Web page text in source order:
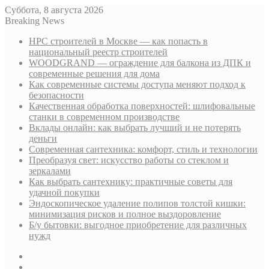
Суббота, 8 августа 2026
Breaking News
НРС строителей в Москве — как попасть в
национальный реестр строителей
WOODGRAND — ограждение для балкона из ДПК и
современные решения для дома
Как современные системы доступа меняют подход к
безопасности
Качественная обработка поверхностей: шлифовальные
станки в современном производстве
Вклады онлайн: как выбрать лучший и не потерять
деньги
Современная сантехника: комфорт, стиль и технологии
Преобразуя свет: искусство работы со стеклом и
зеркалами
Как выбрать сантехнику: практичные советы для
удачной покупки
Эндоскопическое удаление полипов толстой кишки:
минимизация рисков и полное выздоровление
Б/у бытовки: выгодное приобретение для различных
нужд